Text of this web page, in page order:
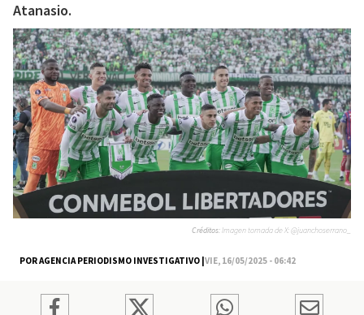
Atanasio.
POR AGENCIA PERIODISMO INVESTIGATIVO |VIE, 16/05/2025 - 06:42
Créditos:Imagen tomada de X: @juanchoserrano_